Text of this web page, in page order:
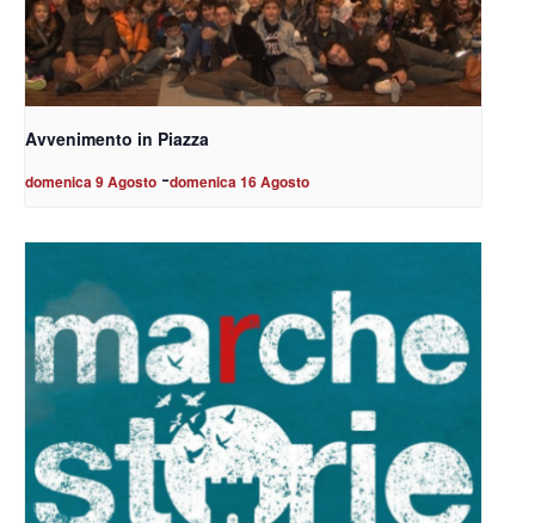
Avvenimento in Piazza
domenica 9 Agosto -domenica 16 Agosto